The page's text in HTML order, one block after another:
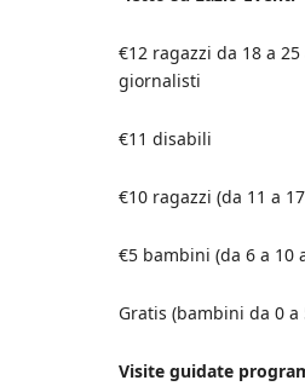
€12 ragazzi da 18 a
giornalisti
€11 disabili
€10 ragazzi (da 11 a
€5 bambini (da 6 a 10
Gratis (bambini da 0 a
Visite guidate